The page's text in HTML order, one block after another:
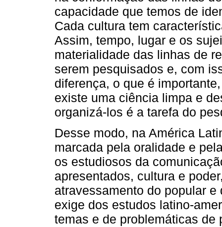
capacidade que temos de
Cada cultura tem
Assim, tempo, lugar e os
materialidade das linhas de
serem pesquisados e, com
diferença, o que é
existe uma ciência limpa e
organizá-los é a tarefa do
Desse modo, na América
marcada pela oralidade e
os estudiosos da
apresentados, cultura e
atravessamento do popular
exige dos estudos latino-
temas e de problemáticas de